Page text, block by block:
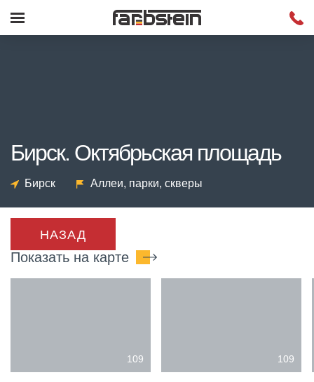
Бирск. Октябрьская площадь
Бирск Аллеи, парки, скверы
НАЗАД
Показать на карте
109 109